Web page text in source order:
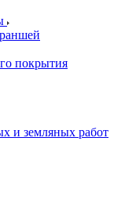
покрытия
и земляных работ